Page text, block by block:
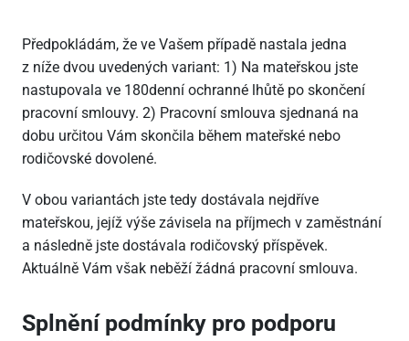
Předpokládám, že ve Vašem případě nastala jedna
z níže dvou uvedených variant: 1) Na mateřskou jste
nastupovala ve 180denní ochranné lhůtě po skončení
pracovní smlouvy. 2) Pracovní smlouva sjednaná na
dobu určitou Vám skončila během mateřské nebo
rodičovské dovolené.
V obou variantách jste tedy dostávala nejdříve
mateřskou, jejíž výše závisela na příjmech v zaměstnání
a následně jste dostávala rodičovský příspěvek.
Aktuálně Vám však neběží žádná pracovní smlouva.
Splnění podmínky pro podporu